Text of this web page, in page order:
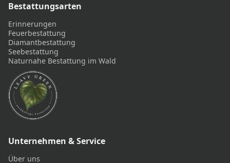
Bestattungsarten
Erinnerungen
Feuerbestattung
Diamantbestattung
Seebestattung
Naturnahe Bestattung im Wald
Unternehmen & Service
Über uns